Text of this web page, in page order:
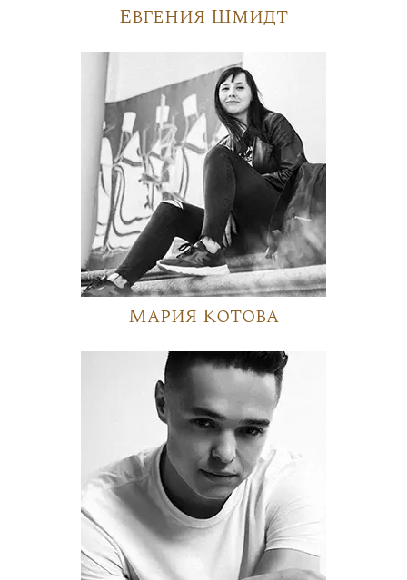
Евгения Шмидт
Мария Котова